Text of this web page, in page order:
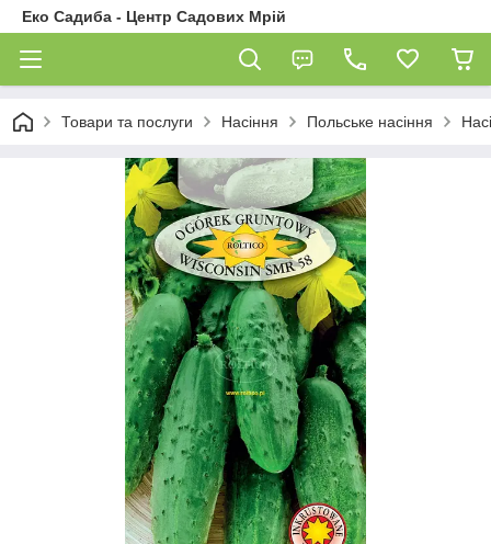
Еко Садиба - Центр Садових Мрій
Товари та послуги Насіння Польське насіння